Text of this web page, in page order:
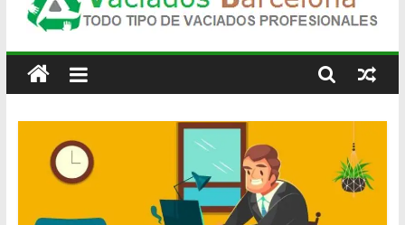
Vaciamos Masías
Vaciamos Masías: vaciado de pisos, locales, naves y
La televisión más cara del mundo
Vaciado
Pisos
Barcelona
Tipo